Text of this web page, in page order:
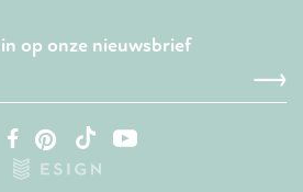
op onze nieuwsbrief